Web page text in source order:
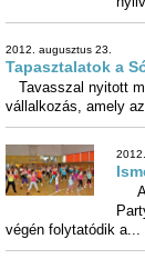
2012. augusztus 23.
Tapasztalatok a
Tavasszal nyitott
vállalkozás, amely
végén folytatódik a...